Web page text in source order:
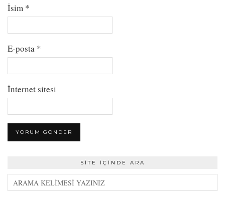
İsim *
E-posta *
İnternet sitesi
SITE İÇINDE ARA